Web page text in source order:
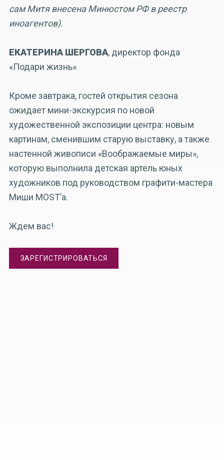
сам Митя внесена Минюстом РФ в реестр
иноагентов).
ЕКАТЕРИНА ШЕРГОВА, директор фонда
«Подари жизнь»
Кроме завтрака, гостей открытия сезона
ожидает мини-экскурсия по новой
художественной экспозиции центра: новым
картинам, сменившим старую выставку, а также
настенной живописи «Воображаемые миры»,
которую выполнила детская артель юных
художников под руководством графити-мастера
Миши MOST’а.
Ждем вас!
ЗАРЕГИСТРИРОВАТЬСЯ